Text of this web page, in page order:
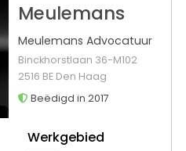
Meulemans
Meulemans Advocatuur
Binckhorstlaan 36-M102
2516 BE Den Haag
Beëdigd in 2017
Werkgebied